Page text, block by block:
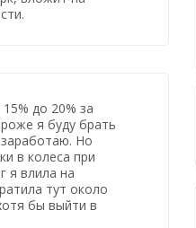
до 20% за
я буду брать
Но
в колеса при
я влила на
тут около
бы выйти в